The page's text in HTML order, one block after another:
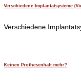
Verschiedene Implantatsysteme
Verschiedene
Keinen Prothesenhalt mehr?